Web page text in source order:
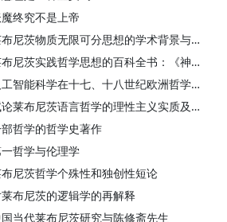
终究不是上帝
茨物质无限可分思想的学术背景与哲学意义
茨实践哲学思想的百科全书：《神正论》汉译者序
能科学在十七、十八世纪欧洲哲学中的观念起源
布尼茨语言哲学的理性主义实质及其历史地位
哲学的哲学史著作
哲学与伦理学
尼茨哲学个殊性和独创性短论
布尼茨的逻辑学的再解释
当代莱布尼茨研究与陈修斋先生